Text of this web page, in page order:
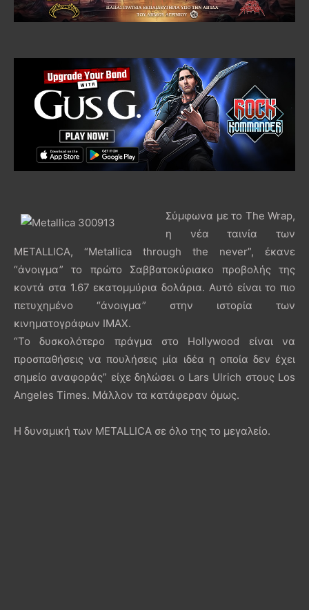
Σύμφωνα με το The Wrap,
η νέα ταινία των
METALLICA, “Metallica through the never”, έκανε
“άνοιγμα” το πρώτο Σαββατοκύριακο προβολής της
κοντά στα 1.67 εκατομμύρια δολάρια. Αυτό είναι το πιο
πετυχημένο “άνοιγμα” στην ιστορία των
κινηματογράφων IMAX.
“To δυσκολότερο πράγμα στο Hollywood είναι να
προσπαθήσεις να πουλήσεις μία ιδέα η οποία δεν έχει
σημείο αναφοράς” είχε δηλώσει ο Lars Ulrich στους Los
Angeles Times. Μάλλον τα κατάφεραν όμως.
H δυναμική των METALLICA σε όλο της το μεγαλείο.